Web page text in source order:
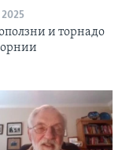
и торнадо